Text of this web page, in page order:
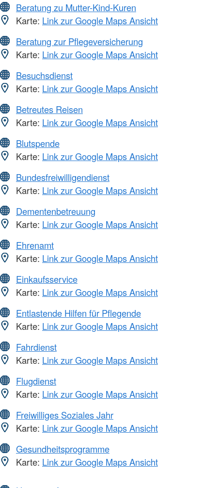
Beratung zu Mutter-Kind-Kuren
Karte: Link zur Google Maps Ansicht
Beratung zur Pflegeversicherung
Karte: Link zur Google Maps Ansicht
Besuchsdienst
Karte: Link zur Google Maps Ansicht
Betreutes Reisen
Karte: Link zur Google Maps Ansicht
Blutspende
Karte: Link zur Google Maps Ansicht
Bundesfreiwilligendienst
Karte: Link zur Google Maps Ansicht
Dementenbetreuung
Karte: Link zur Google Maps Ansicht
Ehrenamt
Karte: Link zur Google Maps Ansicht
Einkaufsservice
Karte: Link zur Google Maps Ansicht
Entlastende Hilfen für Pflegende
Karte: Link zur Google Maps Ansicht
Fahrdienst
Karte: Link zur Google Maps Ansicht
Flugdienst
Karte: Link zur Google Maps Ansicht
Freiwilliges Soziales Jahr
Karte: Link zur Google Maps Ansicht
Gesundheitsprogramme
Karte: Link zur Google Maps Ansicht